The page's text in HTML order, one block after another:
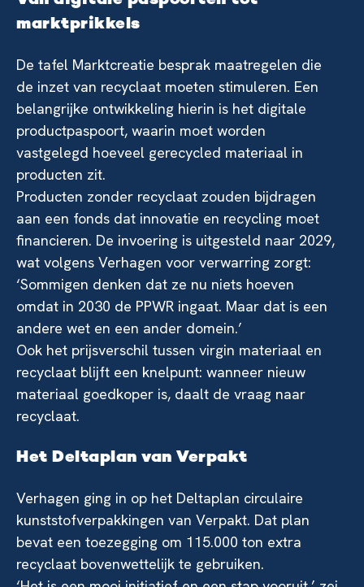
marktprikkels
De tafel Marktcreatie besprak maatregelen die
de inzet van recyclaat moeten stimuleren. Een
belangrijke ontwikkeling hierin is het digitale
productpaspoort, waarin moet worden
vastgelegd hoeveel gerecycled materiaal in
producten zit.
Producten zonder recyclaat zouden bijdragen
aan een fonds dat innovatie en recycling moet
financieren. De invoering is uitgesteld naar 2029,
wat volgens Verhagen voor verwarring zorgt:
‘Sommigen denken dat ze nu niets hoeven
omdat in 2030 de PPWR ingaat. Maar dat is een
andere wet en een ander domein.’
Ook het prijsverschil tussen virgin materiaal en
recyclaat blijft een knelpunt: wanneer nieuw
materiaal goedkoper is, daalt de vraag naar
recyclaat.
Het Deltaplan van Verpakt
Verhagen ging in op het Deltaplan circulaire
kunststofverpakkingen van Verpakt. Dat plan
bevat een toezegging om 115.000 ton extra
recyclaat bovenwettelijk te gebruiken.